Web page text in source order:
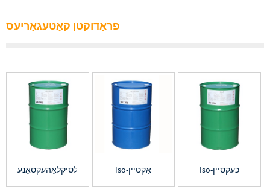
פּראָדוקטן קאַטעגאָריעס
עטהילסיקלאָהעקסאַנע Iso-אַקטיין Iso-כעקסיין